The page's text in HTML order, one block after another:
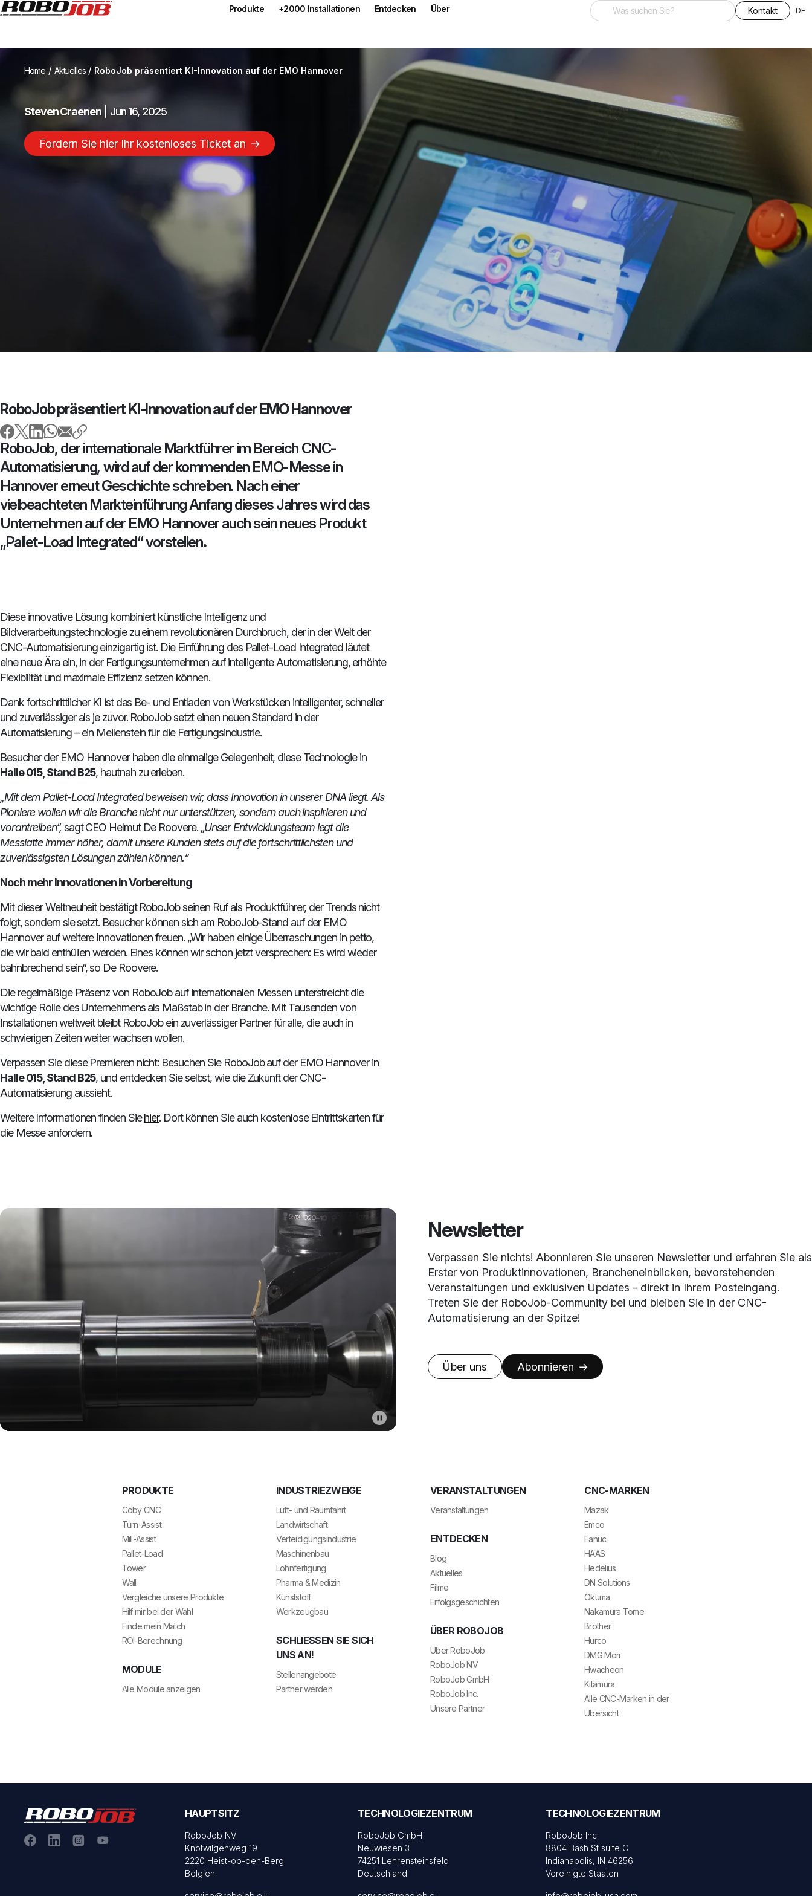
Produkte +2000 Installationen Entdecken Über Kontakt DE
Home/ Aktuelles / RoboJob präsentiert KI-Innovation auf der EMO Hannover
RoboJob präsentiert KI-Innovation auf der
Steven Craenen| Jun 16, 2025
Fordern Sie hier Ihr kostenloses Ticket an
RoboJob präsentiert KI-Innovation auf der EMO Hannover
RoboJob, der internationale Marktführer im Bereich CNC-
Automatisierung, wird auf der kommenden EMO-Messe in
Hannover erneut Geschichte schreiben. Nach einer
vielbeachteten Markteinführung Anfang dieses Jahres wird das
Unternehmen auf der EMO Hannover auch sein neues Produkt
„Pallet-Load Integrated“ vorstellen.
Diese innovative Lösung kombiniert künstliche Intelligenz und
Bildverarbeitungstechnologie zu einem revolutionären Durchbruch, der in der Welt der
CNC-Automatisierung einzigartig ist. Die Einführung des Pallet-Load Integrated läutet
eine neue Ära ein, in der Fertigungsunternehmen auf intelligente Automatisierung, erhöhte
Flexibilität und maximale Effizienz setzen können.
Dank fortschrittlicher KI ist das Be- und Entladen von Werkstücken intelligenter, schneller
und zuverlässiger als je zuvor. RoboJob setzt einen neuen Standard in der
Automatisierung – ein Meilenstein für die Fertigungsindustrie.
Besucher der EMO Hannover haben die einmalige Gelegenheit, diese Technologie in
Halle 015, Stand B25, hautnah zu erleben.
„Mit dem Pallet-Load Integrated beweisen wir, dass Innovation in unserer DNA liegt. Als
Pioniere wollen wir die Branche nicht nur unterstützen, sondern auch inspirieren und
vorantreiben“,sagt CEO Helmut De Roovere. „Unser Entwicklungsteam legt die
Messlatte immer höher, damit unsere Kunden stets auf die fortschrittlichsten und
zuverlässigsten Lösungen zählen können.“
Noch mehr Innovationen in Vorbereitung
Mit dieser Weltneuheit bestätigt RoboJob seinen Ruf als Produktführer, der Trends nicht
folgt, sondern sie setzt. Besucher können sich am RoboJob-Stand auf der EMO
Hannover auf weitere Innovationen freuen. „Wir haben einige Überraschungen in petto,
die wir bald enthüllen werden. Eines können wir schon jetzt versprechen: Es wird wieder
bahnbrechend sein“, so De Roovere.
Die regelmäßige Präsenz von RoboJob auf internationalen Messen unterstreicht die
wichtige Rolle des Unternehmens als Maßstab in der Branche. Mit Tausenden von
Installationen weltweit bleibt RoboJob ein zuverlässiger Partner für alle, die auch in
schwierigen Zeiten weiter wachsen wollen.
Verpassen Sie diese Premieren nicht: Besuchen Sie RoboJob auf der EMO Hannover in
Halle 015, Stand B25, und entdecken Sie selbst, wie die Zukunft der CNC-
Automatisierung aussieht.
Weitere Informationen finden Siehier. Dort können Sie auch kostenlose Eintrittskarten für
die Messe anfordern.
Newsletter
Verpassen Sie nichts! Abonnieren Sie unseren Newsletter und erfahren Sie als
Erster von Produktinnovationen, Brancheneinblicken, bevorstehenden
Veranstaltungen und exklusiven Updates - direkt in Ihrem Posteingang.
Treten Sie der RoboJob-Community bei und bleiben Sie in der CNC-
Automatisierung an der Spitze!
Über uns Abonnieren
PRODUKTE
Coby CNC
Turn-Assist
Mill-Assist
Pallet-Load
Tower
Wall
Vergleiche unsere Produkte
Hilf mir bei der Wahl
Finde mein Match
ROI-Berechnung
MODULE
Alle Module anzeigen
INDUSTRIEZWEIGE
Luft- und Raumfahrt
Landwirtschaft
Verteidigungsindustrie
Maschinenbau
Lohnfertigung
Pharma & Medizin
Kunststoff
Werkzeugbau
SCHLIESSEN SIE SICH U
NS AN!
Stellenangebote
Partner werden
VERANSTALTUNGEN
Veranstaltungen
ENTDECKEN
Blog
Aktuelles
Filme
Erfolgsgeschichten
ÜBER ROBOJOB
Über RoboJob
RoboJob NV
RoboJob GmbH
RoboJob Inc.
Unsere Partner
CNC-MARKEN
Mazak
Emco
Fanuc
HAAS
Hedelius
DN Solutions
Okuma
Nakamura Tome
Brother
Hurco
DMG Mori
Hwacheon
Kitamura
Alle CNC-Marken in der
Übersicht
HAUPTSITZ
RoboJob NV
Knotwilgenweg 19
2220 Heist-op-den-Berg
Belgien
TECHNOLOGIEZENTRUM
RoboJob GmbH
Neuwiesen 3
74251 Lehrensteinsfeld
Deutschland
TECHNOLOGIEZENTRUM
RoboJob Inc.
8804 Bash St suite C
Indianapolis, IN 46256
Vereinigte Staaten